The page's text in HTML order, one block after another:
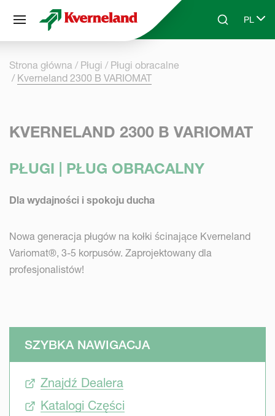
Skip to main contentSearchPL
Select
Strona główna Pługi
Pługi obracalne
Kverneland 2300 B VARIOMAT
KVERNELAND 2300 B VARIOMAT
PŁUGI | PŁUG OBRACALNY
Dla wydajności i spokoju ducha
Nowa generacja pługów na kołki ścinające Kverneland
Variomat®, 3-5 korpusów. Zaprojektowany dla
profesjonalistów!
SZYBKA NAWIGACJA
Znajdź Dealera
Katalogi Części
Panel zarządzania plikami cookies